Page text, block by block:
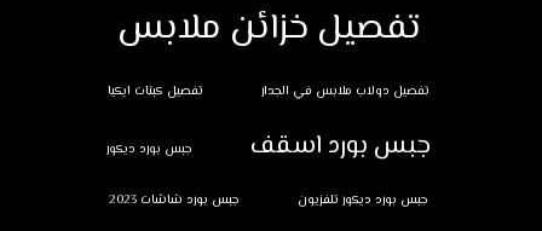
تفصيل خزائن ملابس
تفصيل دولاب ملابس في الجدار تفصيل كبتات ايكيا
جبس بورد اسقف جبس بورد ديكور
جبس بورد ديكور تلفزيون جبس بورد شاشات 2023